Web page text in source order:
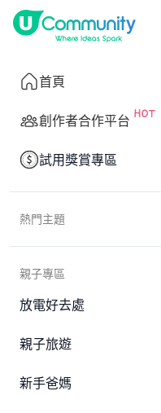
首頁
創作者合作平台
試用獎賞專區
熱門主題
親子專區
放電好去處
親子旅遊
新手爸媽